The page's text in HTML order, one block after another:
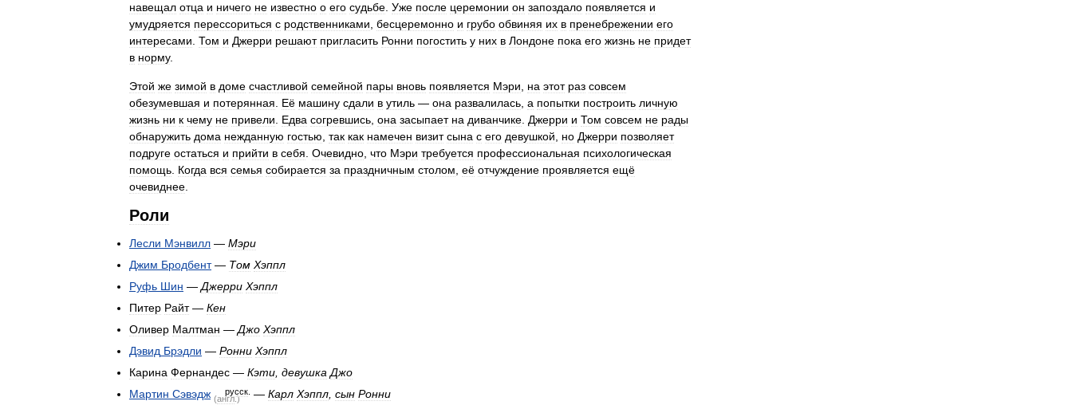
навещал отца и ничего не известно о его судьбе Уже после церемонии он запоздало появляется и
умудряется перессориться с родственниками бесцеремонно и грубо обвиняя их в пренебрежении его
интересами Том и Джерри решают пригласить Ронни погостить у них в Лондоне пока его жизнь не придет
в норму.
Этой же зимой в доме счастливой семейной пары вновь появляется Мэри на этот раз совсем
обезумевшая и потерянная Её машину сдали в утиль — она развалилась а попытки построить личную
жизнь ни к чему не привели Едва согревшись она засыпает на диванчике Джерри и Том совсем не рады
обнаружить дома нежданную гостью так как намечен визит сына с его девушкой но Джерри позволяет
подруге остаться и прийти в себя Очевидно что Мэри требуется профессиональная психологическая
помощь Когда вся семья собирается за праздничным столом её отчуждение проявляется ещё
очевиднее
Роли
Лесли Мэнвилл — Мэри
Джим Бродбент— Том Хэппл
Руфь Шин — Джерри Хэппл
Питер Райт— Кен
Оливер Малтман — Джо Хэппл
Дэвид Брэдли — Ронни Хэппл
Карина Фернандес — Кэти девушка Джо
Мартин Сэвэдж (англ.)
русск. — Карл Хэппл, сын Ронни